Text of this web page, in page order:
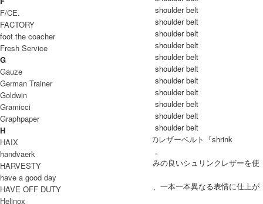
Hender Scheme(エンダースキーマ)から人気のレザーベルト『shrink
shoulder belt(シュリンクショルダーベルト)』。
表面上にワックス（ロウ）加工を施した馴染みの良いシュリンクレザーを使
用。
シボやワックス加工による色の濃淡によって、一本一本異なる表情に仕上が
っているのが特徴的。
F/CE.
FACTORY
foot the coacher
Fresh Service
G
Gauze
German Trainer
Goldwin
Gramicci
Graphpaper
H
HAIX
handvaerk
HARVESTY
have a good day
HAVE OFF DUTY
Helinox